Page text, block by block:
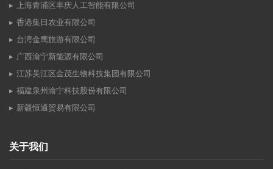
上海青浦区丰庆人工智能有限公司
香港集日农业有限公司
台湾金鹰旅游有限公司
广西渝宁新能源有限公司
江苏吴江区金茂生物科技集团有限公司
福建泉州渝宁科技股份有限公司
新疆恒通贸易有限公司
关于我们